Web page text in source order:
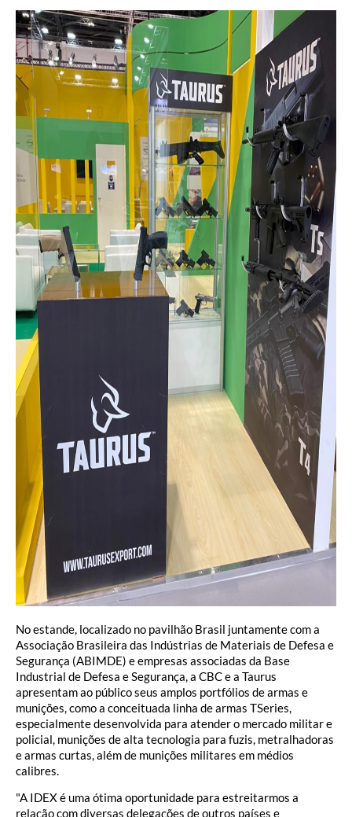
No estande, localizado no pavilhão Brasil juntamente com a
Associação Brasileira das Indústrias de Materiais de Defesa e
Segurança (ABIMDE) e empresas associadas da Base
Industrial de Defesa e Segurança, a CBC e a Taurus
apresentam ao público seus amplos portfólios de armas e
munições, como a conceituada linha de armas TSeries,
especialmente desenvolvida para atender o mercado militar e
policial, munições de alta tecnologia para fuzis, metralhadoras
e armas curtas, além de munições militares em médios
calibres.
"A IDEX é uma ótima oportunidade para estreitarmos a
relação com diversas delegações de outros países e